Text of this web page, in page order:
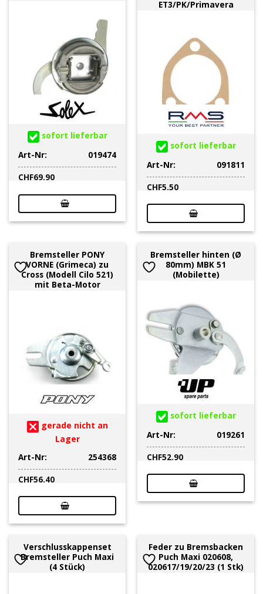
sofort lieferbar
Art-Nr:
019474
CHF69.90
ET3/PK/Primavera
sofort lieferbar
Art-Nr:
091811
CHF5.50
Bremsteller PONY
VORNE (Grimeca) zu
Cross (Modell Cilo 521)
mit Beta-Motor
gerade nicht an
Lager
Art-Nr:
254368
CHF56.40
Bremsteller hinten (Ø
80mm) MBK 51
(Mobilette)
sofort lieferbar
Art-Nr:
019261
CHF52.90
Verschlusskappenset
Bremsteller Puch Maxi
(4 Stück)
Feder zu Bremsbacken
Puch Maxi 020608,
020617/19/20/23 (1 Stk)